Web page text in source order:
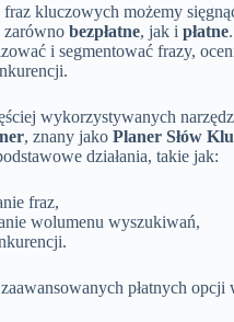
kluczowych możemy
zarówno bezpłatne, jak i płatne
i segmentować frazy,
wykorzystywanych
, znany jako Planer Słów
działania, takie jak:
fraz,
wolumenu wyszukiwań,
płatnych